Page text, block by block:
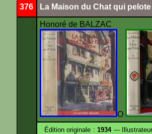
376 La Maison du Chat qui pelote
Honoré de BALZAC
O
Édition originale :1934---